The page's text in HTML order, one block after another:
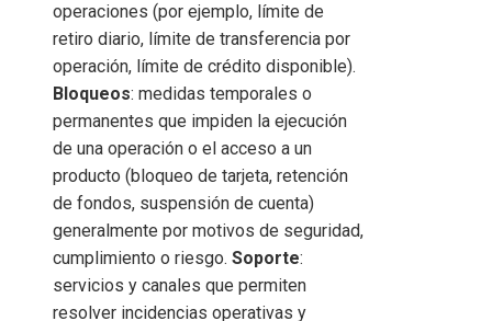
operaciones (por ejemplo, límite de
retiro diario, límite de transferencia por
operación, límite de crédito disponible).
Bloqueos: medidas temporales o
permanentes que impiden la ejecución
de una operación o el acceso a un
producto (bloqueo de tarjeta, retención
de fondos, suspensión de cuenta)
generalmente por motivos de seguridad,
cumplimiento o riesgo. Soporte:
servicios y canales que permiten
resolver incidencias operativas y